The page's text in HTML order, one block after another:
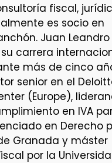
fiscal,
es socio en
Juan
carrera
más de cinco
senior en el
(Europe),
en IVA
en Derecho
Granada y máster
por la